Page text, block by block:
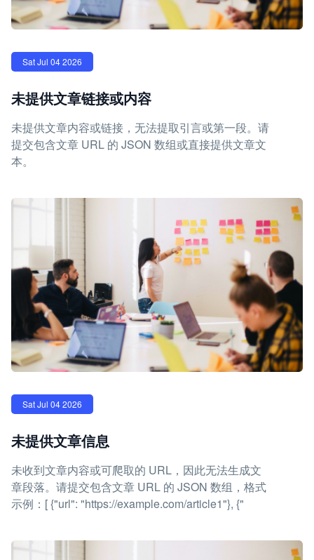
Sat Jul 04 2026
未提供文章链接或内容
未提供文章内容或链接，无法提取引言或第一段。请
提交包含文章 URL 的 JSON 数组或直接提供文章文
本。
Sat Jul 04 2026
未提供文章信息
未收到文章内容或可爬取的 URL，因此无法生成文
章段落。请提交包含文章 URL 的 JSON 数组，格式
示例：[ {"url": "https://example.com/article1"}, {"